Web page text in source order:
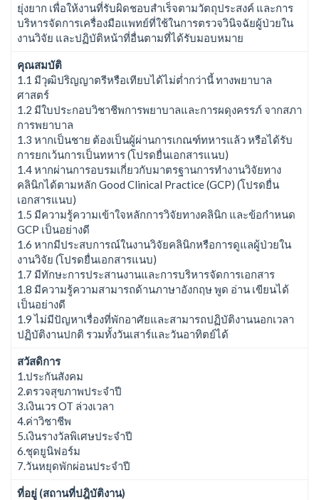
ยุ่งยาก เพื่อให้งานที่รับผิดชอบสำเร็จตามวัตถุประสงค์ และการ
บริหารจัดการเครื่องมือแพทย์ที่ใช้ในการตรวจวินิจฉัยผู้ป่วยใน
งานวิจัย และปฏิบัติหน้าที่อื่นตามที่ได้รับมอบหมาย
คุณสมบัติ
1.1 มีวุฒิปริญญาตรีหรือเทียบได้ไม่ต่ำกว่านี้ ทางพยาบาล
ศาสตร์
1.2 มีใบประกอบวิชาชีพการพยาบาลและการผดุงครรภ์ จากสภา
การพยาบาล
1.3 หากเป็นชาย ต้องเป็นผู้ผ่านการเกณฑ์ทหารแล้ว หรือได้รับ
การยกเว้นการเป็นทหาร (โปรดยื่นเอกสารแนบ)
1.4 หากผ่านการอบรมเกี่ยวกับมาตรฐานการทำงานวิจัยทาง
คลินิกได้ตามหลัก Good Clinical Practice (GCP) (โปรดยื่น
เอกสารแนบ)
1.5 มีความรู้ความเข้าใจหลักการวิจัยทางคลินิก และข้อกำหนด
GCP เป็นอย่างดี
1.6 หากมีประสบการณ์ในงานวิจัยคลินิกหรือการดูแลผู้ป่วยใน
งานวิจัย (โปรดยื่นเอกสารแนบ)
1.7 มีทักษะการประสานงานและการบริหารจัดการเอกสาร
1.8 มีความรู้ความสามารถด้านภาษาอังกฤษ พูด อ่าน เขียนได้
เป็นอย่างดี
1.9 ไม่มีปัญหาเรื่องที่พักอาศัยและสามารถปฏิบัติงานนอกเวลา
ปฏิบัติงานปกติ รวมทั้งวันเสาร์และวันอาทิตย์ได้
สวัสดิการ
1.ประกันสังคม
2.ตรวจสุขภาพประจำปี
3.เงินเวร OT ล่วงเวลา
4.ค่าวิชาชีพ
5.เงินรางวัลพิเศษประจำปี
6.ชุดยูนิฟอร์ม
7.วันหยุดพักผ่อนประจำปี
ที่อยู่ (สถานที่ปฎิบัติงาน)